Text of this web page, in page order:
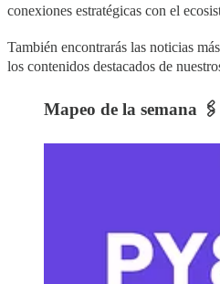
conexiones estratégicas con el
También encontrarás las noticias
los contenidos destacados de
Mapeo de la semana 🖇️